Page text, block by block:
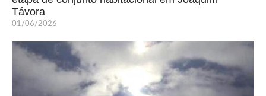
Távora
01/06/2026